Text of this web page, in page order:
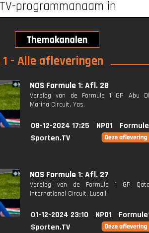
1 - Alle afleveringen
NOS Formule 1: Afl. 28
Verslag van de Formule 1 GP Abu
Marina Circuit, Yas.
08-12-2024 17:25 NPO1
Sporten.TV
NOS Formule 1: Afl. 27
Verslag van de Formule 1 GP
International Circuit, Lusail.
01-12-2024 23:10 NPO1
Sporten.TV